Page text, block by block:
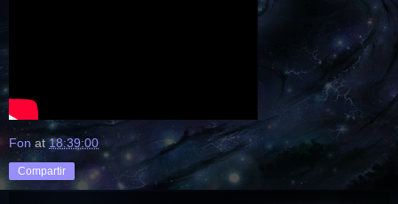
Fon at 18:39:00
Compartir